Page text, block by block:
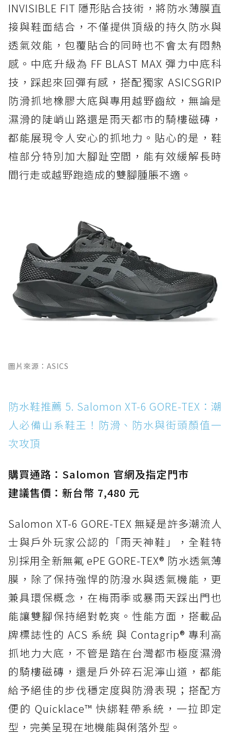
INVISIBLE FIT 隱形貼合技術，將防水薄膜直
接與鞋面結合，不僅提供頂級的持久防水與
透氣效能，包覆貼合的同時也不會太有悶熱
感。中底升級為 FF BLAST MAX 彈力中底科
技，踩起來回彈有感，搭配獨家 ASICSGRIP
防滑抓地橡膠大底與專用越野齒紋，無論是
濕滑的陡峭山路還是雨天都市的騎樓磁磚，
都能展現令人安心的抓地力。貼心的是，鞋
楦部分特別加大腳趾空間，能有效緩解長時
間行走或越野跑造成的雙腳腫脹不適。
圖片來源：ASICS
防水鞋推薦 5. Salomon XT-6 GORE-TEX：潮
人必備山系鞋王！防滑、防水與街頭顏值一
次攻頂
購買通路：Salomon 官網及指定門市
建議售價：新台幣 7,480 元
Salomon XT-6 GORE-TEX 無疑是許多潮流人
士與戶外玩家公認的「雨天神鞋」，全鞋特
別採用全新無氟 ePE GORE-TEX® 防水透氣薄
膜，除了保持強悍的防潑水與透氣機能，更
兼具環保概念，在梅雨季或暴雨天踩出門也
能讓雙腳保持絕對乾爽。性能方面，搭載品
牌標誌性的 ACS 系統 與 Contagrip® 專利高
抓地力大底，不管是踏在台灣都市極度濕滑
的騎樓磁磚，還是戶外碎石泥濘山道，都能
給予絕佳的步伐穩定度與防滑表現；搭配方
便的 Quicklace™ 快綁鞋帶系統，一拉即定
型，完美呈現在地機能與俐落外型。